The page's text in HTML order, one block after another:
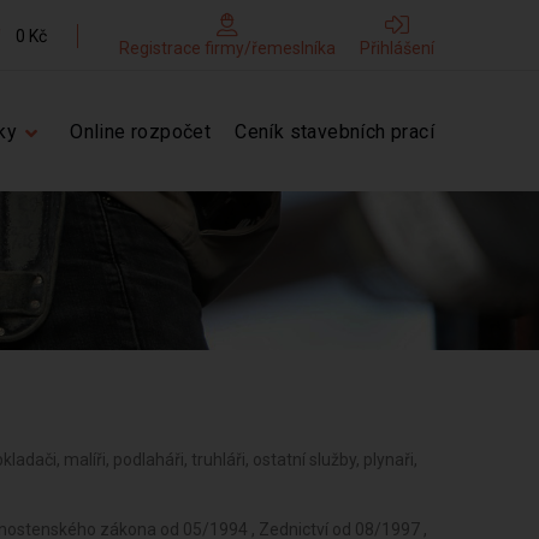
0 Kč
Registrace firmy/řemeslníka Přihlášení
Online rozpočet Ceník stavebních prací
malíři, podlaháři, truhláři, ostatní služby, plynaři,
zákona od 05/1994 , Zednictví od 08/1997 ,